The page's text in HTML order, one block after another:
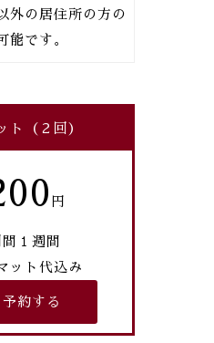
ト（２回）
１週間
ット代込み
約する
外の居住所の方の
能です。